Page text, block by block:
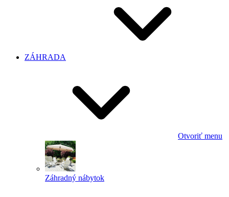
ZÁHRADA
Otvoriť menu
Záhradný nábytok